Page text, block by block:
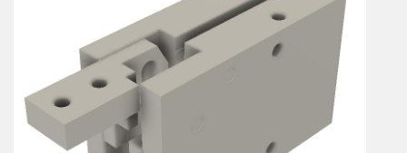
Préhenseurs parallèles
TRAITEMENT D'AIR
Traitements d'air
Traitements d'air - Accessoires
Traitements d'air - Ioniseurs
Traitements d'air compacts